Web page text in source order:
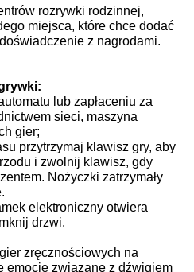
rozrywki rodzinnej,
miejsca, które chce dodać
z nagrodami.
lub zapłaceniu za
sieci, maszyna
gier;
przytrzymaj klawisz gry, aby
i zwolnij klawisz, gdy
Nożyczki zatrzymały
elektroniczny otwiera
drzwi.
zręcznościowych na
emocje związane z dźwigiem